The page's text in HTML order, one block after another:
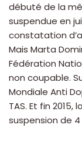
débuté de la
suspendue en
constatation
Mais Marta
Fédération
non coupable.
Mondiale Anti
TAS. Et fin
suspension de 4